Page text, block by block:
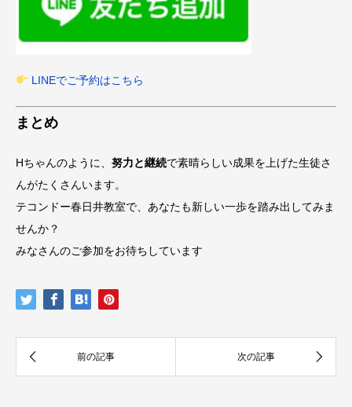
LINEでご予約はこちら
まとめ
Hちゃんのように、 努力と継続で素晴らしい成果を上げた生徒さ
んがたくさんいます。
テコンドー春日井教室で、あなたも新しい一歩を踏み出してみま
せんか？
みなさんのご参加をお待ちしています